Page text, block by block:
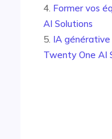
Former vos
AI Solutions
IA
Twenty One AI